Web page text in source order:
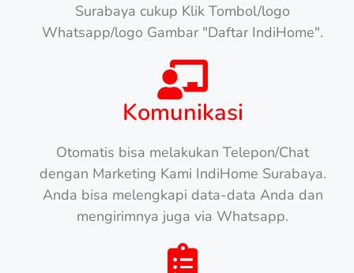
Surabaya cukup Klik Tombol/logo
Whatsapp/logo Gambar "Daftar IndiHome".
Komunikasi
Otomatis bisa melakukan Telepon/Chat
dengan Marketing Kami IndiHome Surabaya.
Anda bisa melengkapi data-data Anda dan
mengirimnya juga via Whatsapp.